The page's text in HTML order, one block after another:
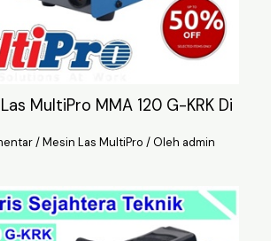
MultiPro MMA 120 G-KRK Di
/Mesin Las MultiPro / Oleh admin